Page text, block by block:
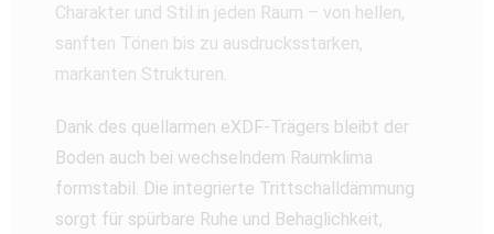
Charakter und Stil in jeden Raum – von hellen,
sanften Tönen bis zu ausdrucksstarken,
markanten Strukturen.
Dank des quellarmen eXDF-Trägers bleibt der
Boden auch bei wechselndem Raumklima
formstabil. Die integrierte Trittschalldämmung
sorgt für spürbare Ruhe und Behaglichkeit,